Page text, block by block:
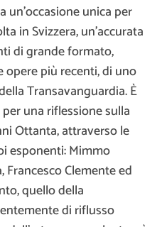
un’occasione unica per
in Svizzera, un’accurata
di grande formato,
opere più recenti, di uno
Transavanguardia. È
una riflessione sulla
Ottanta, attraverso le
esponenti: Mimmo
Francesco Clemente ed
quello della
di riflusso